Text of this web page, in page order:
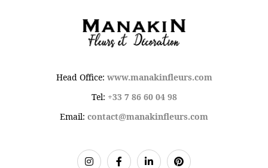
Head Office: www.manakinfleurs.com
Tel: +33 7 86 60 04 98
Email: contact@manakinfleurs.com